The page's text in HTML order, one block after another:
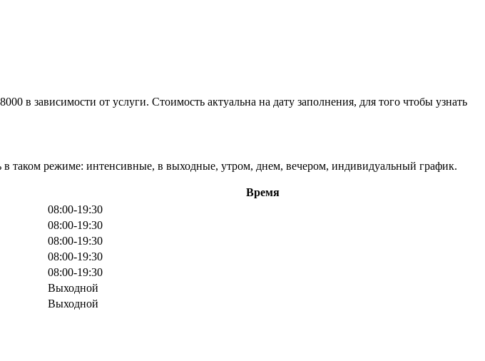
в зависимости от услуги. Стоимость актуальна на дату заполнения, для того чтобы узнать
таком режиме: интенсивные, в выходные, утром, днем, вечером, индивидуальный график.
Время
08:00-19:30
08:00-19:30
08:00-19:30
08:00-19:30
08:00-19:30
Выходной
Выходной